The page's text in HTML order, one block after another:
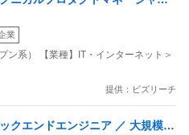
業
ン系） 【業種】IT・インターネット＞
提供：ビズリーチ
クエンドエンジニア ／ 大規模デ